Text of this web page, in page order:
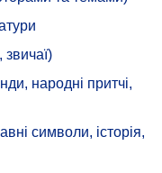
звичаї)
народні притчі,
символи, історія,